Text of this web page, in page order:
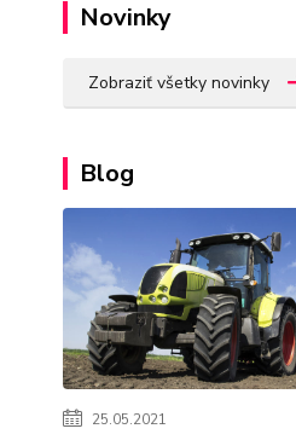
Novinky
Zobraziť všetky novinky
Blog
25.05.2021